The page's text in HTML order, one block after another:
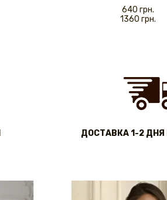
640 грн.
1360 грн.
ДОСТАВКА 1-2 ДНЯ